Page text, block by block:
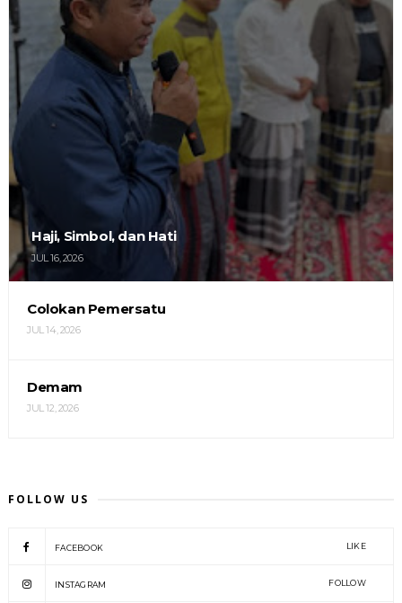
Haji, Simbol, dan Hati
JUL 16, 2026
Colokan Pemersatu
JUL 14, 2026
Demam
JUL 12, 2026
FOLLOW US
FACEBOOK LIKE
INSTAGRAM FOLLOW